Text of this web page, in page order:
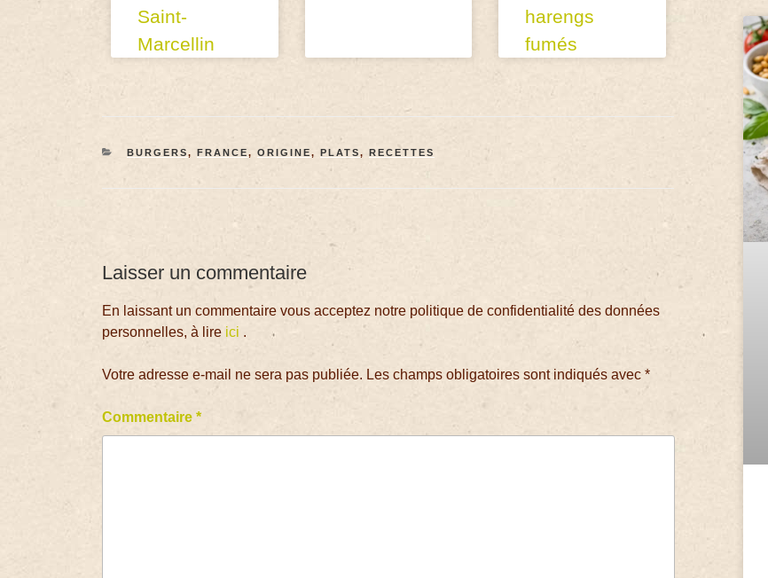
Saint-
Marcellin
harengs
fumés
BURGERS, FRANCE, ORIGINE, PLATS, RECETTES
Laisser un commentaire
En laissant un commentaire vous acceptez notre politique de confidentialité des données
personnelles, à lire ici .
Votre adresse e-mail ne sera pas publiée. Les champs obligatoires sont indiqués avec*
Commentaire*